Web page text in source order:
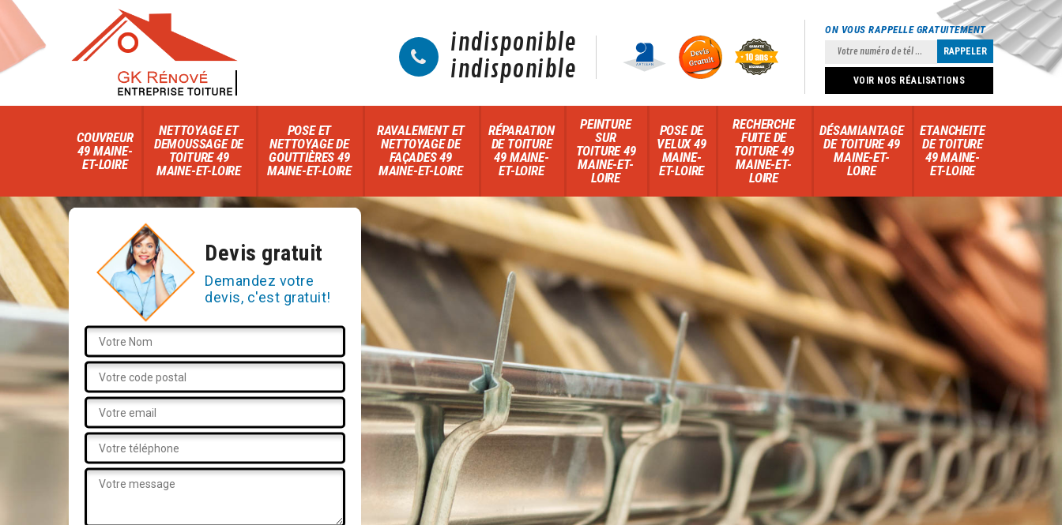
indisponible
indisponible
ON VOUS RAPPELLE GRATUITEMENT
VOIR NOS RÉALISATIONS
COUVREUR
49 MAINE-
ET-LOIRE
NETTOYAGE ET
DEMOUSSAGE DE
TOITURE 49
MAINE-ET-LOIRE
POSE ET
NETTOYAGE DE
GOUTTIÈRES 49
MAINE-ET-LOIRE
RAVALEMENT ET
NETTOYAGE DE
FAÇADES 49
MAINE-ET-LOIRE
RÉPARATION
DE TOITURE
49 MAINE-
ET-LOIRE
PEINTURE
SUR
TOITURE 49
MAINE-ET-
LOIRE
POSE DE
VELUX 49
MAINE-
ET-LOIRE
RECHERCHE
FUITE DE
TOITURE 49
MAINE-ET-
LOIRE
DÉSAMIANTAGE
DE TOITURE 49
MAINE-ET-
LOIRE
ETANCHEITE
DE TOITURE
49 MAINE-
ET-LOIRE
Devis gratuit
Demandez votre
devis, c'est gratuit!